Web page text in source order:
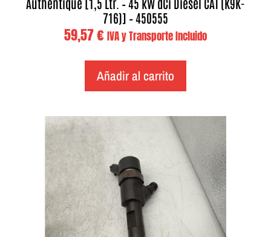
716)] – 450555
59,57€ IVA y Transporte Incluido
Añadir al carrito